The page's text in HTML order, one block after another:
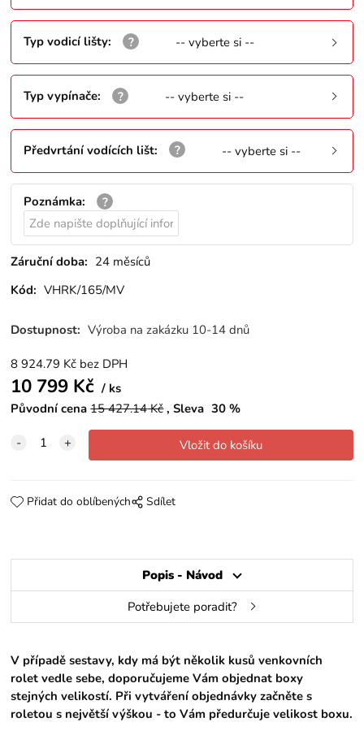
Typ vodicí lišty: -- vyberte si --
Typ vypínače: -- vyberte si --
Předvrtání vodících lišt: -- vyberte si --
Poznámka:
Záruční doba: 24 měsíců
Kód: VHRK/165/MV
Dostupnost: Výroba na zakázku 10-14 dnů
8 924.79 Kč bez DPH
10 799 Kč
ks
Původní cena 15 427.14Kč Sleva 30 %
Přidat do oblíbených Sdílet
Popis - Návod
Potřebujete poradit?
V případě sestavy, kdy má být několik kusů venkovních
rolet vedle sebe, doporučujeme Vám objednat boxy
stejných velikostí. Při vytváření objednávky začněte s
roletou s největší výškou - to Vám předurčuje velikost boxu.